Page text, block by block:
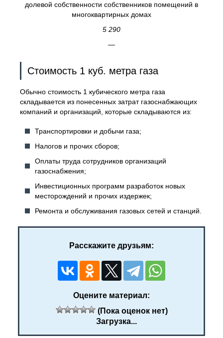
долевой собственности собственников помещений в
многоквартирных домах
5 290
—
Стоимость 1 куб. метра газа
Обычно стоимость 1 кубического метра газа
складывается из понесенных затрат газоснабжающих
компаний и организаций, которые складываются из:
Транспортировки и добычи газа;
Налогов и прочих сборов;
Оплаты труда сотрудников организаций
газоснабжения;
Инвестиционных программ разработок новых
месторождений и прочих издержек;
Ремонта и обслуживания газовых сетей и станций.
Расскажите друзьям:
Оцените материал:
(Пока оценок нет)
Загрузка...